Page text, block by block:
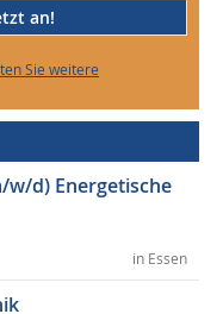
an!
Sie weitere
d) Energetische
in Essen